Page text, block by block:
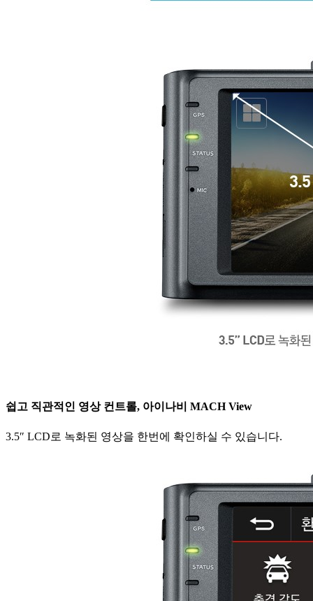
쉽고 직관적인 영상 컨트롤, 아이나비 MACH View
3.5″ LCD로 녹화된 영상을 한번에 확인하실 수 있습니다.